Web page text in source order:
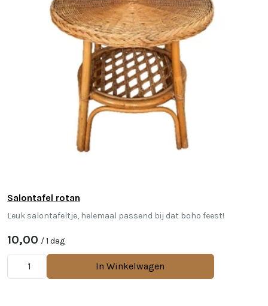
Salontafel rotan
Leuk salontafeltje, helemaal passend bij dat boho feest!
10,00 / 1 dag
In Winkelwagen